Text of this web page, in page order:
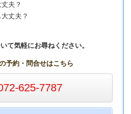
夫？
丈夫？
て気軽にお尋ねください。
予約・問合せはこちら
625-7787